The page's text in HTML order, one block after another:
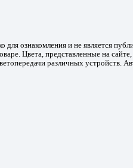
ознакомления и не является
Цвета, представленные на
различных устройств.